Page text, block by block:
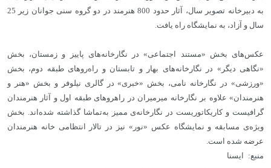
به دبیرخانه تصویر سال، آثار حدود 800 هنرمند در دو گروه سنی جوانان زیر 25
سال و آزاد، به نمایشگاه راه یافت.
عکس‌های بخش «مستند اجتماعی» در نگارخانه‌های پاییز و زمستان، بخش
«نگاهی دیگر» در نگارخانه‌های بهار و تابستان و راه‌روهای طبقه دوم، بخش
«ورزشی» در نگارخانه نامی، بخش «خبری» در گالری نیلوفر و بخش «هنر و
هنرمندان» علاوه بر نگارخانه میرمیران در راهروهای طبقه اول و آثار هنرمندان
گرافیست و کاریکاتوریست در نگارخانه‌ی ممیز به‌تماشا گذاشته شده‌اند. بخش
ویژه‌ی مسابقه و نمایشگاه عکس «نور» نیز در تالار انتظامی خانه هنرمندان
عرضه شده است.
منبع: ایسنا